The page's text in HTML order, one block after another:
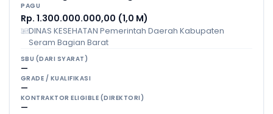
PAGU
Rp. 1.300.000.000,00 (1,0 M)
DINAS KESEHATAN Pemerintah Daerah Kabupaten
Seram Bagian Barat
SBU (DARI SYARAT)
—
GRADE / KUALIFIKASI
—
KONTRAKTOR ELIGIBLE (DIREKTORI)
—